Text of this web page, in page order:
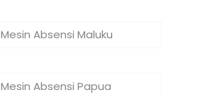
Mesin Absensi Maluku
Mesin Absensi Papua